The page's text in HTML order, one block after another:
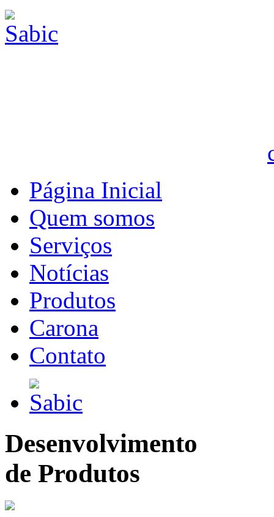
Página Inicial
Quem somos
Serviços
Notícias
Produtos
Carona
Contato
Desenvolvimento
de Produtos